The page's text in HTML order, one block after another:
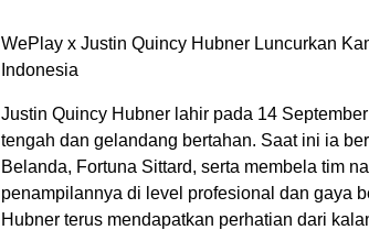
WePlay x Justin Quincy Hubner Luncurkan
Indonesia
Justin Quincy Hubner lahir pada 14
tengah dan gelandang bertahan. Saat ini ia
Belanda, Fortuna Sittard, serta membela tim
penampilannya di level profesional dan gaya
Hubner terus mendapatkan perhatian dari